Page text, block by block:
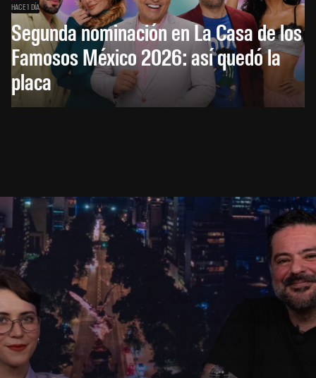
HACE 1 DÍA
Segunda nominación en La Casa de los
Famosos México 2026: así quedó la
placa